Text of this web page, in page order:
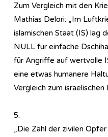
Zum Vergleich mit den
Mathias Delori: „Im
islamischen Staat (IS) lag
NULL für einfache
für Angriffe auf wertvolle
eine etwas humanere
Vergleich zum
5.
„Die Zahl der zivilen